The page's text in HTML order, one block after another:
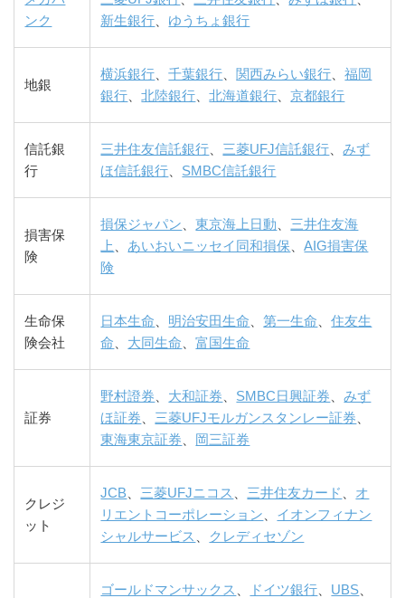
ンク
新生銀行
ゆうちょ銀行
地銀
横浜銀行 、千葉銀行 関西みらい銀行 、福岡
銀行 、北陸銀行 、北海道銀行 、京都銀行
信託銀
行
三井住友信託銀行 三菱UFJ信託銀行 、みず
ほ信託銀行
SMBC信託銀行
損害保
険
損保ジャパン 、東京海上日動
三井住友海
上
あいおいニッセイ同和損保 、AIG損害保
険
生命保
険会社
日本生命 明治安田生命 、第一生命 、住友生
命
大同生命 、富国生命
証券
野村證券 大和証券 SMBC日興証券 、みず
ほ証券
三菱UFJモルガンスタンレー証券
東海東京証券
岡三証券
クレジ
ット
JCB 三菱UFJニコス 三井住友カード
オ
リエントコーポレーション
イオンフィナン
シャルサービス
クレディセゾン
ゴールドマンサックス ドイツ銀行 UBS